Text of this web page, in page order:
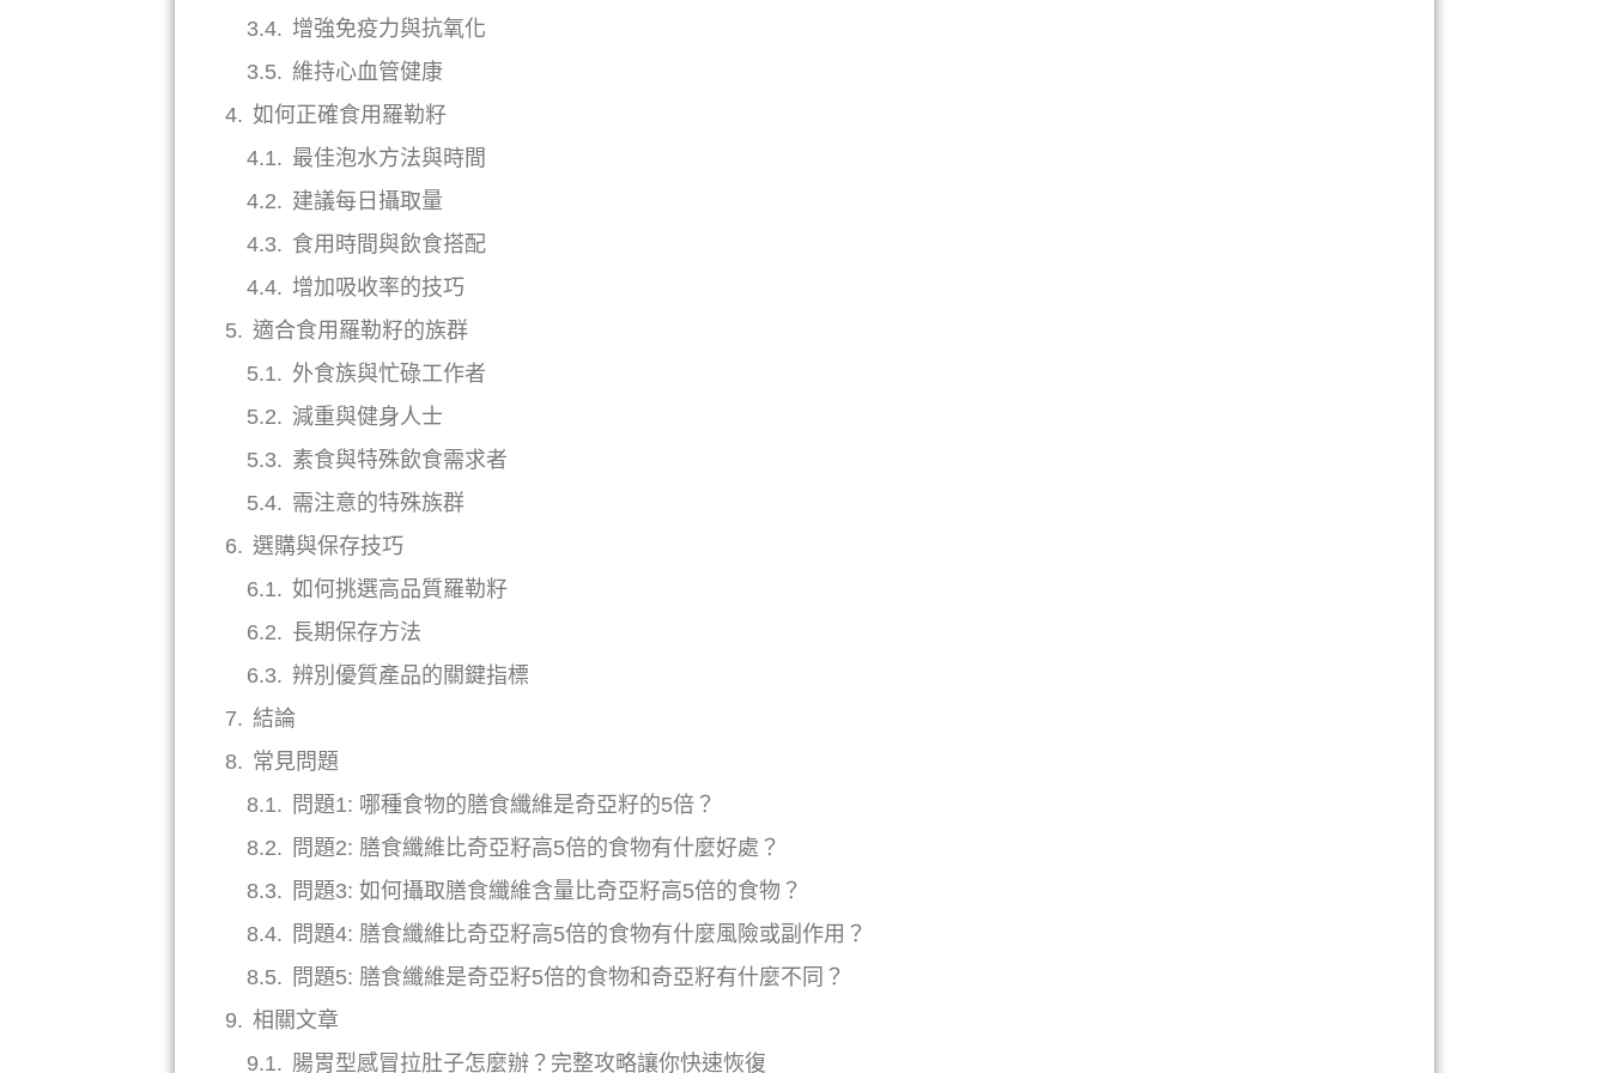
增強免疫力與抗氧化
維持心血管健康
如何正確食用羅勒籽
最佳泡水方法與時間
建議每日攝取量
食用時間與飲食搭配
增加吸收率的技巧
適合食用羅勒籽的族群
外食族與忙碌工作者
減重與健身人士
素食與特殊飲食需求者
需注意的特殊族群
選購與保存技巧
如何挑選高品質羅勒籽
長期保存方法
辨別優質產品的關鍵指標
結論
常見問題
問題1: 哪種食物的膳食纖維是奇亞籽的5倍？
問題2: 膳食纖維比奇亞籽高5倍的食物有什麼好處？
問題3: 如何攝取膳食纖維含量比奇亞籽高5倍的食物？
問題4: 膳食纖維比奇亞籽高5倍的食物有什麼風險或副作用？
問題5: 膳食纖維是奇亞籽5倍的食物和奇亞籽有什麼不同？
相關文章
腸胃型感冒拉肚子怎麼辦？完整攻略讓你快速恢復